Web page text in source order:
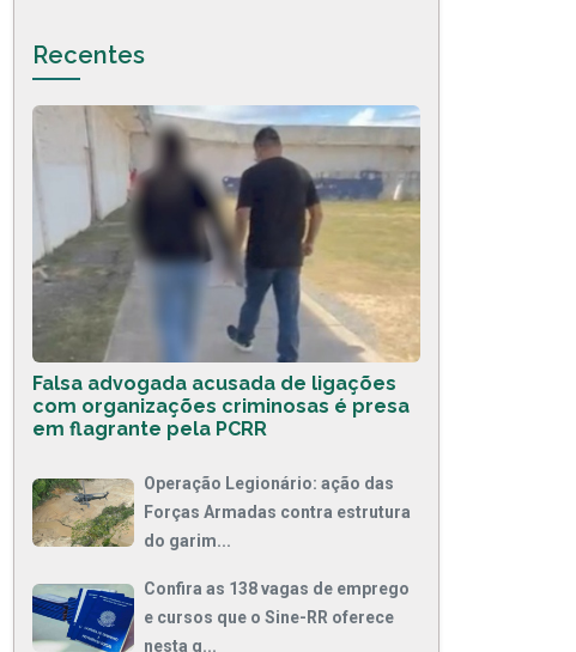
Recentes
Falsa advogada acusada de ligações
com organizações criminosas é presa
em flagrante pela PCRR
Operação Legionário: ação das
Forças Armadas contra estrutura
do garim...
Confira as 138 vagas de emprego
e cursos que o Sine-RR oferece
nesta q...